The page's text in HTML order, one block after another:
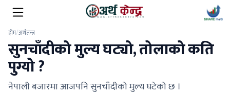
होम/अर्थतन्त्र
सुनचाँदीको मुल्य घट्यो, तोलाको कति
पुग्यो ?
नेपाली बजारमा आजपनि सुनचाँदीको मुल्य घटेको छ ।